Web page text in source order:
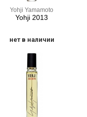
Yohji Yamamoto
Yohji 2013
нет в наличии